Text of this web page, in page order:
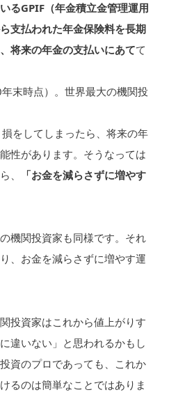
るGPIF（年金積立金管理運用
支払われた年金保険料を長期
将来の年金の支払いにあてて
末時点）。世界最大の機関投
をしてしまったら、将来の年
性があります。そうなっては
、
「お金を減らさずに増やす
機関投資家も同様です。それ
、お金を減らさずに増やす運
投資家はこれから値上がりす
違いない」と思われるかもし
資のプロであっても、これか
るのは簡単なことではありま